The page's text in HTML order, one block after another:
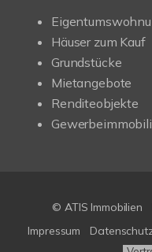
Häuser zum Kauf
Grundstücke
Mietangebote
Renditeobjekte
© ATIS Immobilien
Impressum